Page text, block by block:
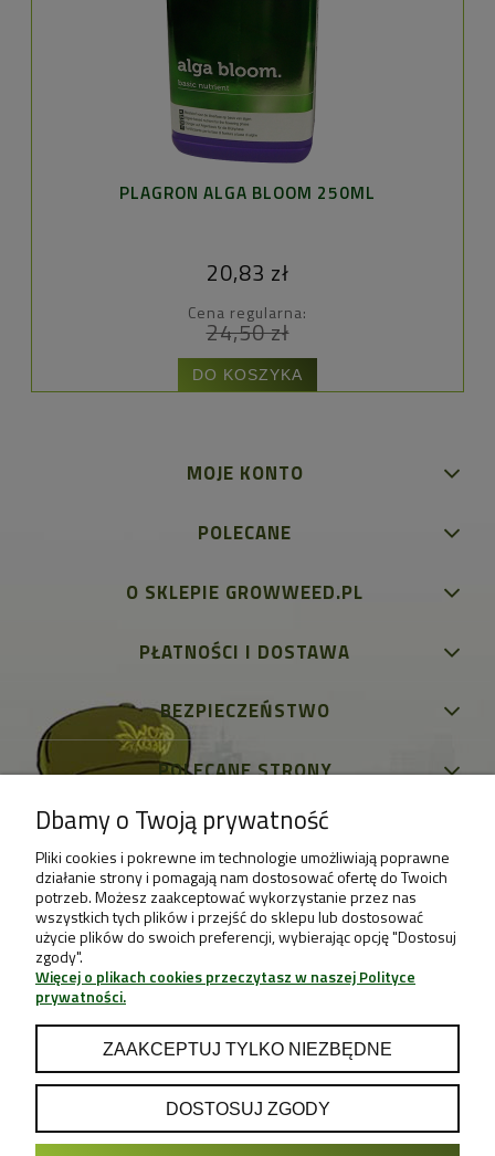
PLAGRON ALGA BLOOM 250ML
20,83 zł
Cena regularna:
24,50 zł
DO KOSZYKA
MOJE KONTO
POLECANE
O SKLEPIE GROWWEED.PL
PŁATNOŚCI I DOSTAWA
BEZPIECZEŃSTWO
POLECANE STRONY
Dbamy o Twoją prywatność
Pliki cookies i pokrewne im technologie umożliwiają poprawne
działanie strony i pomagają nam dostosować ofertę do Twoich
potrzeb. Możesz zaakceptować wykorzystanie przez nas
wszystkich tych plików i przejść do sklepu lub dostosować
użycie plików do swoich preferencji, wybierając opcję "Dostosuj
zgody".
Więcej o plikach cookies przeczytasz w naszej Polityce
prywatności.
ZAAKCEPTUJ TYLKO NIEZBĘDNE
DOSTOSUJ ZGODY